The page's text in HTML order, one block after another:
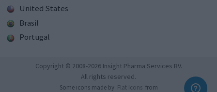
United States
Brasil
Portugal
Copyright © 2008-2026 Insight Pharma Services BV.
All rights reserved.
Some icons made by Flat Icons from